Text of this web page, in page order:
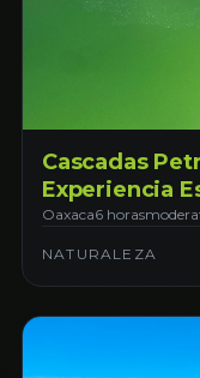
Cascadas
Experiencia
compartido)
Oaxaca6 horas
NATURALEZA